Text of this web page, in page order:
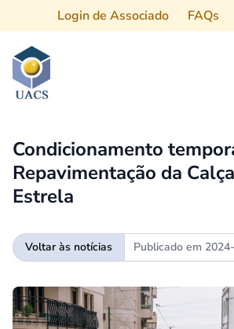
Login de Associado FAQs
Condicionamento
Repavimentação da
Estrela
Voltar às notícias Publicado em